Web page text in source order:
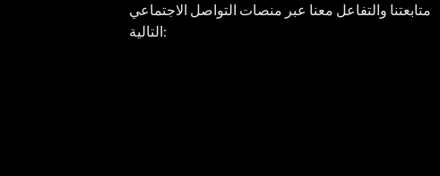
متابعتنا والتفاعل معنا عبر منصات التواصل الاجتماعي
التالية: